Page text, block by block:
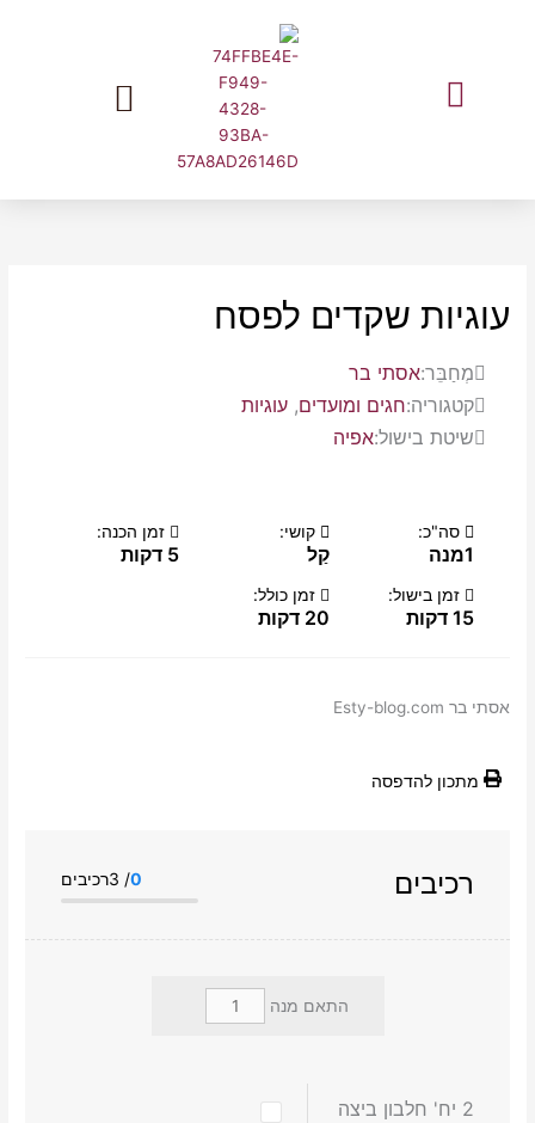
עוגיות שקדים לפסח
מְחַבֵּר:אסתי בר
קטגוריה:חגים ומועדים,עוגיות
שיטת בישול:אפיה
סה"כ:
1מנה
קושי:
קַל
זמן הכנה:
5 דקות
זמן בישול:
15 דקות
זמן כולל:
20 דקות
אסתי בר Esty-blog.com
מתכון להדפסה
רכיבים 0/ 3רכיבים
התאם מנה
2 יח' חלבון ביצה